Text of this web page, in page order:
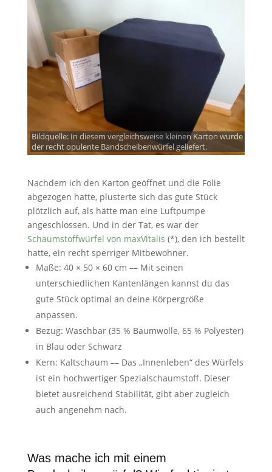
Bildquelle: In diesem vergleichsweise kleinen Karton wurde
der recht opulente Bandscheibenwürfel geliefert.
Nachdem ich den Karton geöffnet und die Folie
abgezogen hatte, plusterte sich das gute Stück
plötzlich auf, als hätte man eine Luftpumpe
angeschlossen. Und in der Tat, es war der
Schaumstoffwürfel von maxVitalis (*), den ich bestellt
hatte, ein recht sperriger Mitbewohner.
Maße: 40 × 50 × 60 cm –– Mit seinen
unterschiedlichen Kantenlängen kannst du das
gute Stück optimal an deine Körpergröße
anpassen.
Bezug: Waschbar (35 % Baumwolle, 65 % Polyester)
in Blau oder Schwarz
Kern: Kaltschaum –– Das „Innenleben“ des Würfels
ist ein hochwertiger Spezialschaumstoff. Dieser
bietet ausreichend Stabilität, gibt aber zugleich
auch angenehm nach.
Was mache ich mit einem